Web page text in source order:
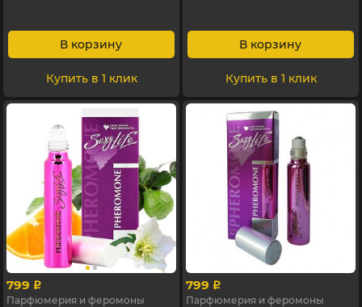
В корзину
Купить в 1 клик
В корзину
Купить в 1 клик
799 p
Парфюмерия и феромоны
799 p
Парфюмерия и феромоны